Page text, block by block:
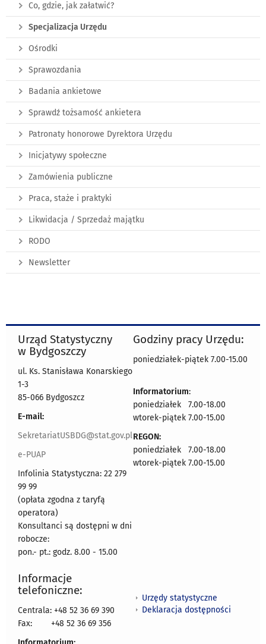
Co, gdzie, jak załatwić?
Specjalizacja Urzędu
Ośrodki
Sprawozdania
Badania ankietowe
Sprawdź tożsamość ankietera
Patronaty honorowe Dyrektora Urzędu
Inicjatywy społeczne
Zamówienia publiczne
Praca, staże i praktyki
Likwidacja / Sprzedaż majątku
RODO
Newsletter
Urząd Statystyczny
w Bydgoszczy
ul. Ks. Stanisława Konarskiego
1-3
85-066 Bydgoszcz
E-mail:
SekretariatUSBDG@stat.gov.pl
e-PUAP
Infolinia Statystyczna: 22 279
99 99
(opłata zgodna z taryfą
operatora)
Konsultanci są dostępni w dni
robocze:
pon.- pt.: godz. 8.00 - 15.00
Godziny pracy Urzędu:
poniedziałek-piątek 7.00-15.00
Informatorium:
poniedziałek 7.00-18.00
wtorek-piątek 7.00-15.00
REGON:
poniedziałek 7.00-18.00
wtorek-piątek 7.00-15.00
Informacje
telefoniczne:
Centrala: +48 52 36 69 390
Fax:
+48 52 36 69 356
Urzędy statystyczne
Deklaracja dostępności